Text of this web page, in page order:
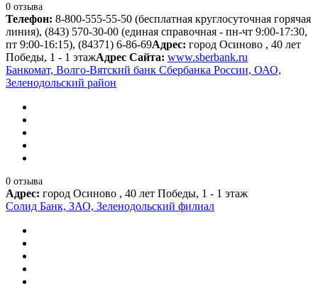
0 отзыва
Телефон: 8-800-555-55-50 (бесплатная круглосуточная горячая
линия), (843) 570-30-00 (единая справочная - пн-чт 9:00-17:30,
пт 9:00-16:15), (84371) 6-86-69Адрес: город Осиново , 40 лет
Победы, 1 - 1 этажАдрес Сайта: www.sberbank.ru
Банкомат, Волго-Вятский банк Сбербанка России, ОАО,
Зеленодольский район
0 отзыва
Адрес: город Осиново , 40 лет Победы, 1 - 1 этаж
Солид Банк, ЗАО, Зеленодольский филиал